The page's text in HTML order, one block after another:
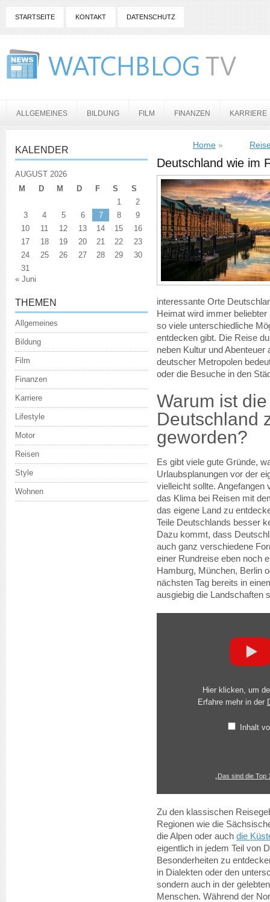
STARTSEITE KONTAKT DATENSCHUTZ
ALLGEMEINES BILDUNG FILM FINANZEN KARRIERE
Home »
Deutschland wie im
interessante Orte
Heimat wird immer
so viele unterschiedliche
entdecken gibt. Die Reise
neben Kultur und
deutscher Metropolen
oder die Besuche in den
Warum ist
Deutschland
geworden?
Es gibt viele gute Gründe,
Urlaubsplanungen vor der
vielleicht sollte. Angefangen
das Klima bei Reisen mit
das eigene Land zu
Teile Deutschlands besser
Dazu kommt, dass
auch ganz verschiedene
einer Rundreise eben noch
Hamburg, München, Berlin
nächsten Tag bereits in
ausgiebig die Landschaften
Hier klicken, um
Erfahre mehr in der
Inhalt
„Das sind die
Zu den klassischen
Regionen wie die
die Alpen oder auch die
eigentlich in jedem Teil von
Besonderheiten zu
in Dialekten oder den
sondern auch in der
Menschen. Während der
KALENDER
AUGUST 2026
M
D M D F S
S
1
2
3
4 5 6 7 8
9
10
11 12 13 14 15
16
17
18 19 20 21 22
23
24
25 26 27 28 29
30
31
« Juni
THEMEN
Allgemeines
Bildung
Film
Finanzen
Karriere
Lifestyle
Motor
Reisen
Style
Wohnen